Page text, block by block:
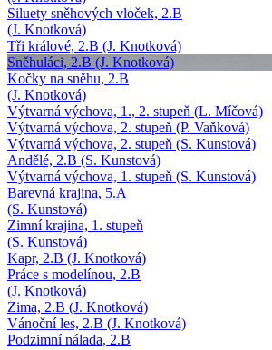
Siluety sněhových vloček, 2.B
(J. Knotková)
Tři králové, 2.B (J. Knotková)
Sněhuláci, 2.B (J. Knotková)
Kočky na sněhu, 2.B
(J. Knotková)
Výtvarná výchova, 1., 2. stupeň (L. Míčová)
Výtvarná výchova, 2. stupeň (P. Vaňková)
Výtvarná výchova, 2. stupeň (S. Kunstová)
Andělé, 2.B (S. Kunstová)
Výtvarná výchova, 1. stupeň (S. Kunstová)
Barevná krajina, 5.A
(S. Kunstová)
Zimní krajina, 1. stupeň
(S. Kunstová)
Kapr, 2.B (J. Knotková)
Práce s modelínou, 2.B
(J. Knotková)
Zima, 2.B (J. Knotková)
Vánoční les, 2.B (J. Knotková)
Podzimní nálada, 2.B